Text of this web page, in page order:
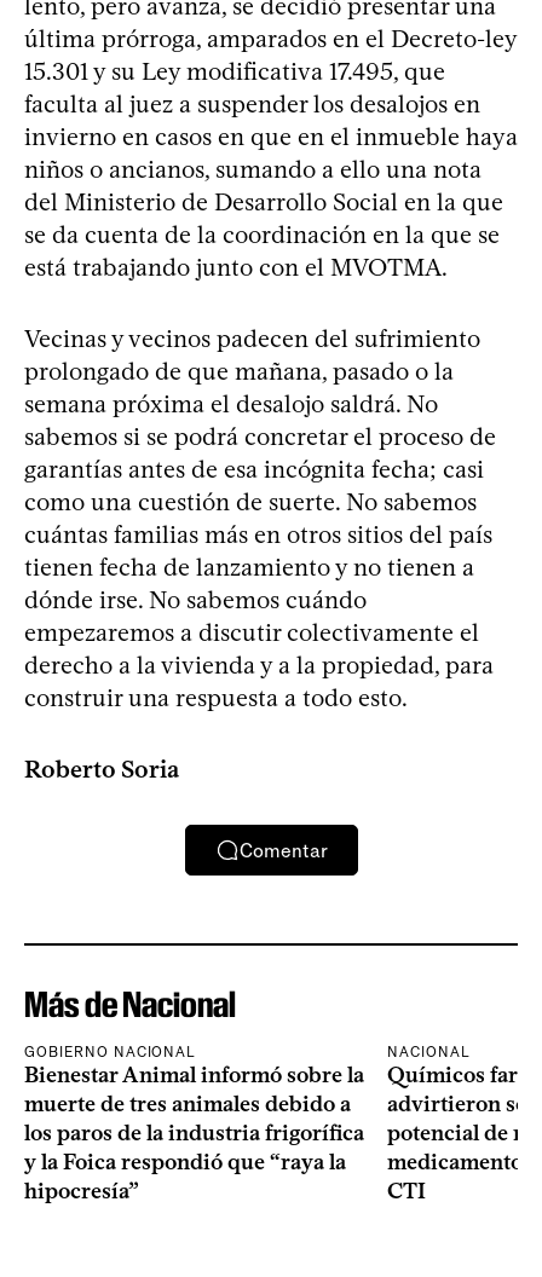
lento, pero avanza, se decidió presentar una
última prórroga, amparados en el Decreto-ley
15.301 y su Ley modificativa 17.495, que
faculta al juez a suspender los desalojos en
invierno en casos en que en el inmueble haya
niños o ancianos, sumando a ello una nota
del Ministerio de Desarrollo Social en la que
se da cuenta de la coordinación en la que se
está trabajando junto con el MVOTMA.
Vecinas y vecinos padecen del sufrimiento
prolongado de que mañana, pasado o la
semana próxima el desalojo saldrá. No
sabemos si se podrá concretar el proceso de
garantías antes de esa incógnita fecha; casi
como una cuestión de suerte. No sabemos
cuántas familias más en otros sitios del país
tienen fecha de lanzamiento y no tienen a
dónde irse. No sabemos cuándo
empezaremos a discutir colectivamente el
derecho a la vivienda y a la propiedad, para
construir una respuesta a todo esto.
Roberto Soria
Comentar
Más de Nacional
GOBIERNO NACIONAL
Bienestar Animal informó sobre la
muerte de tres animales debido a
los paros de la industria frigorífica
y la Foica respondió que “raya la
hipocresía”
NACIONAL
Químicos
advirtieron
potencial de
medicamentos
CTI